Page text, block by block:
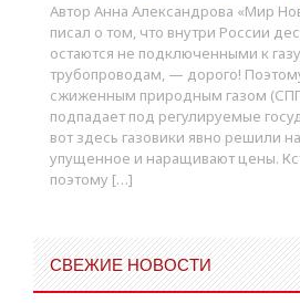
Автор Анна Александрова «Мир
писал о том, что внутри России
остаются не подключенными к
трубопроводам, — дорого!
сжиженным природным газом
подпадает под регулируемые
вот здесь газовики явно решили
упущенное и наращивают цены.
поэтому […]
СВЕЖИЕ НОВОСТИ